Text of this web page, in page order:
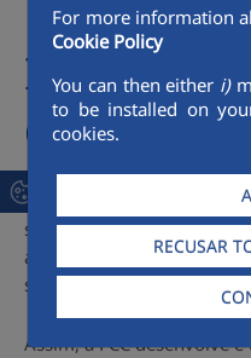
For more information
Cookie Policy
You can then either i)
to be installed on
cookies.
RECUSAR
Recolha e
de
O Grupo FCC é um dos
serviços de recolha de
ao nível da frota de
serviços, baseados na
Assim, a FCC desenvolve